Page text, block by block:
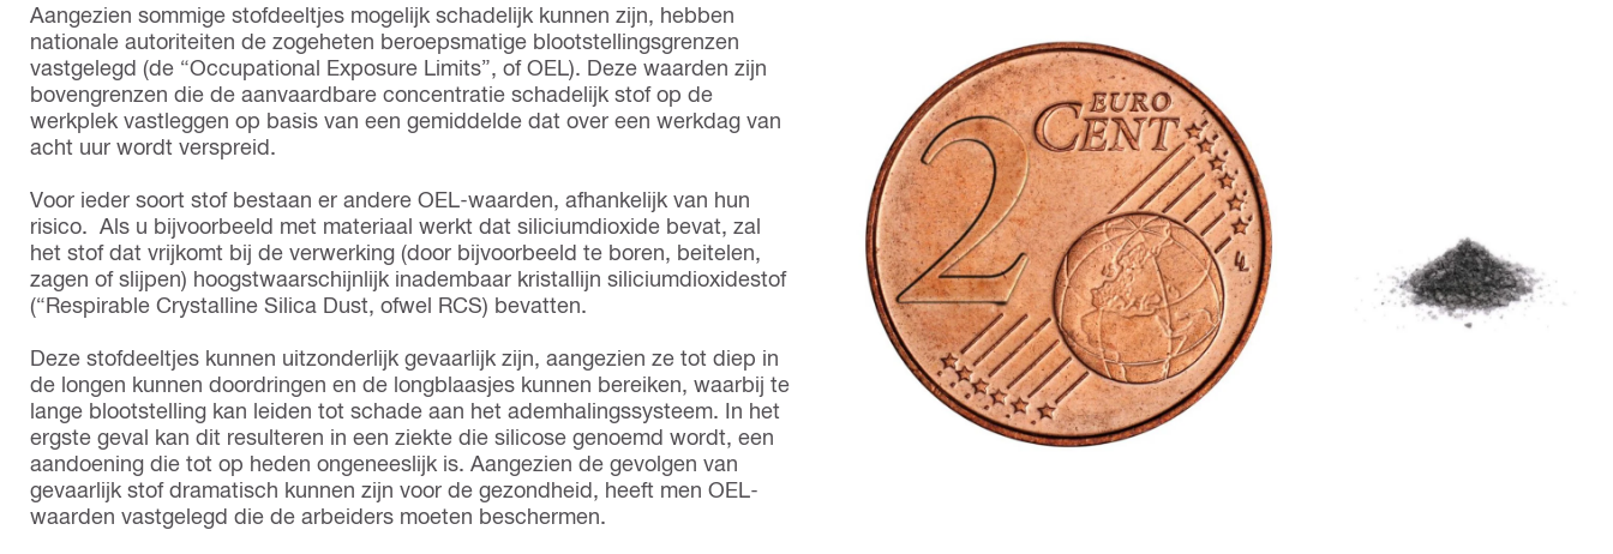
Aangezien sommige stofdeeltjes mogelijk schadelijk kunnen zijn, hebben
nationale autoriteiten de zogeheten beroepsmatige blootstellingsgrenzen
vastgelegd (de “Occupational Exposure Limits”, of OEL). Deze waarden zijn
bovengrenzen die de aanvaardbare concentratie schadelijk stof op de
werkplek vastleggen op basis van een gemiddelde dat over een werkdag van
acht uur wordt verspreid.
Voor ieder soort stof bestaan er andere OEL-waarden, afhankelijk van hun
risico. Als u bijvoorbeeld met materiaal werkt dat siliciumdioxide bevat, zal
het stof dat vrijkomt bij de verwerking (door bijvoorbeeld te boren, beitelen,
zagen of slijpen) hoogstwaarschijnlijk inadembaar kristallijn siliciumdioxidestof
(“Respirable Crystalline Silica Dust, ofwel RCS) bevatten.
Deze stofdeeltjes kunnen uitzonderlijk gevaarlijk zijn, aangezien ze tot diep in
de longen kunnen doordringen en de longblaasjes kunnen bereiken, waarbij te
lange blootstelling kan leiden tot schade aan het ademhalingssysteem. In het
ergste geval kan dit resulteren in een ziekte die silicose genoemd wordt, een
aandoening die tot op heden ongeneeslijk is. Aangezien de gevolgen van
gevaarlijk stof dramatisch kunnen zijn voor de gezondheid, heeft men OEL-
waarden vastgelegd die de arbeiders moeten beschermen.